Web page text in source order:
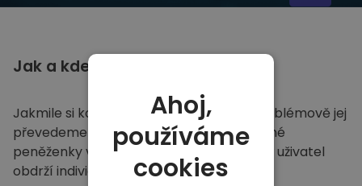
Jak a kde
Jakmile si koupíte na Kriptomatu
, bezproblémově jej
převedeme do vaší vyhrazené a bezpečné
peněženky v rámci naší platformy. Každý uživatel
obdrží individuální peněženku.
Ahoj,
používáme
cookies